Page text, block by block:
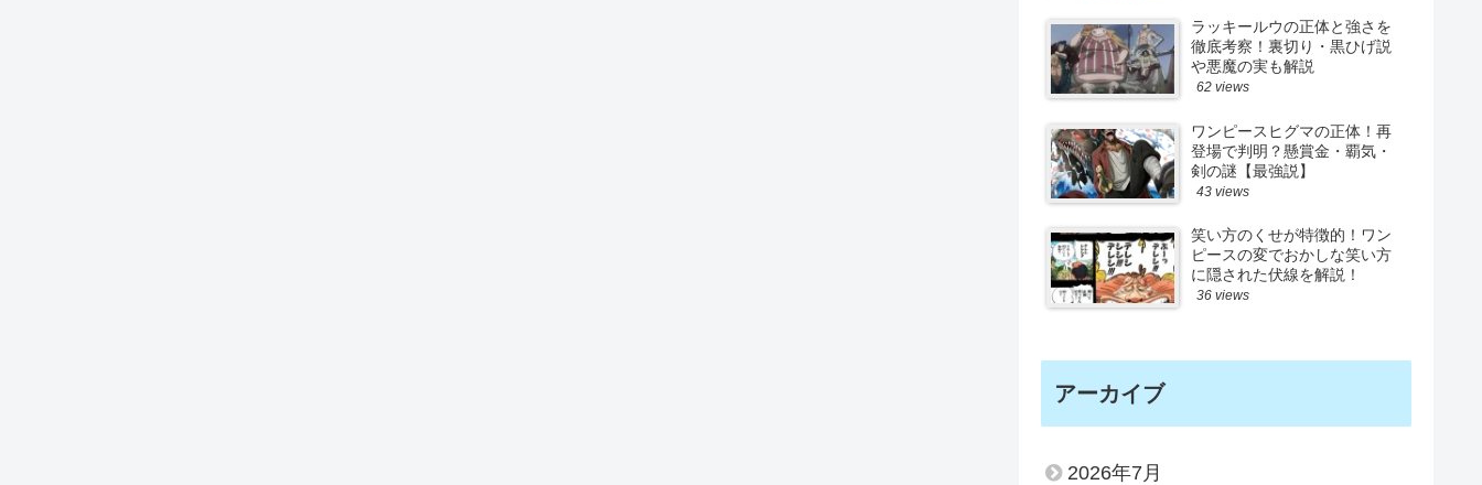
ラッキールウの正体と強さを
徹底考察！裏切り・黒ひげ説
や悪魔の実も解説
62 views
ワンピースヒグマの正体！再
登場で判明？懸賞金・覇気・
剣の謎【最強説】
43 views
笑い方のくせが特徴的！ワン
ピースの変でおかしな笑い方
に隠された伏線を解説！
36 views
アーカイブ
2026年7月